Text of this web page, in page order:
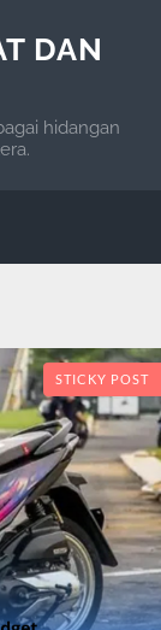
DAN
hidangan
STICKY POST